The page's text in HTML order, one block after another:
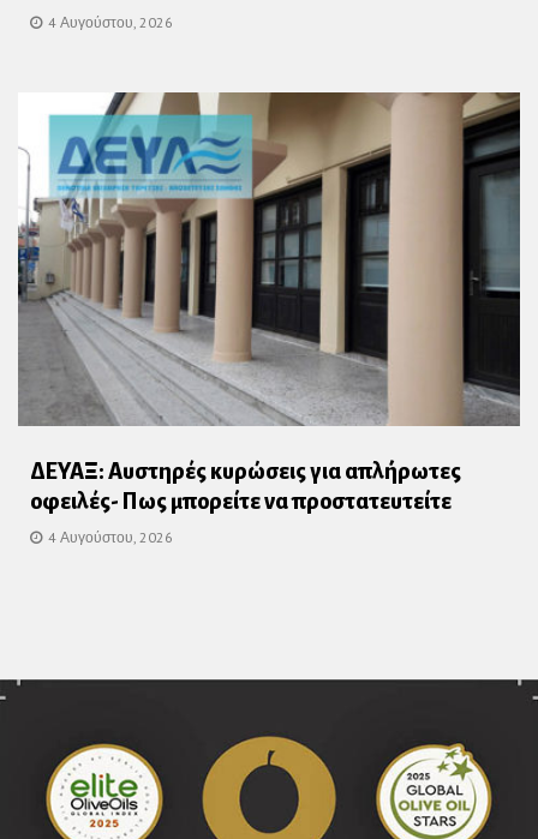
4 Αυγούστου, 2026
ΔΕΥΑΞ: Αυστηρές κυρώσεις για απλήρωτες
οφειλές- Πως μπορείτε να προστατευτείτε
4 Αυγούστου, 2026